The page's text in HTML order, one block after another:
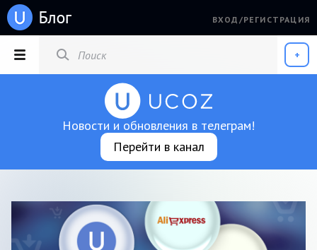
ВХОД/РЕГИСТРАЦИЯ
РАЗДЕЛЫ +
Новости и обновления в телеграм!
Перейти в канал